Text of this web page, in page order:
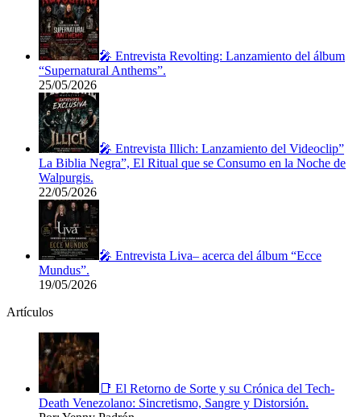
🎤 Entrevista Revolting: Lanzamiento del álbum
“Supernatural Anthems”.
25/05/2026
🎤 Entrevista Illich: Lanzamiento del Videoclip”
La Biblia Negra”, El Ritual que se Consumo en la Noche de
Walpurgis.
22/05/2026
🎤 Entrevista Liva– acerca del álbum “Ecce
Mundus”.
19/05/2026
Artículos
📑 El Retorno de Sorte y su Crónica del Tech-
Death Venezolano: Sincretismo, Sangre y Distorsión.